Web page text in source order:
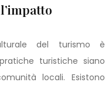
del turismo è
turistiche siano
locali. Esistono